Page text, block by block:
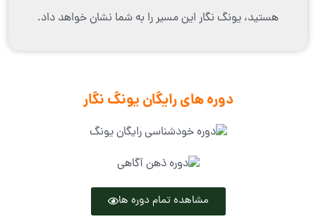
هستید، یونگ نگار این مسیر را به شما نشان خواهد داد.
دوره های رایگان یونگ نگار
مشاهده تمام دوره ها